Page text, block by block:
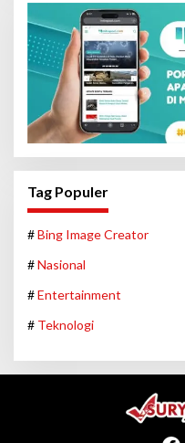
Tag Populer
#Bing Image Creator
#Nasional
#Entertainment
# Teknologi